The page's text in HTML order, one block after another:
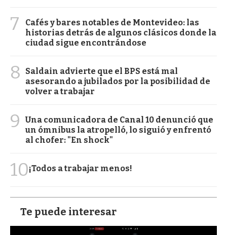
7
Cafés y bares notables de Montevideo: las
historias detrás de algunos clásicos donde la
ciudad sigue encontrándose
8
Saldain advierte que el BPS está mal
asesorando a jubilados por la posibilidad de
volver a trabajar
9
Una comunicadora de Canal 10 denunció que
un ómnibus la atropelló, lo siguió y enfrentó
al chofer: "En shock"
10¡Todos a trabajar menos!
Te puede interesar